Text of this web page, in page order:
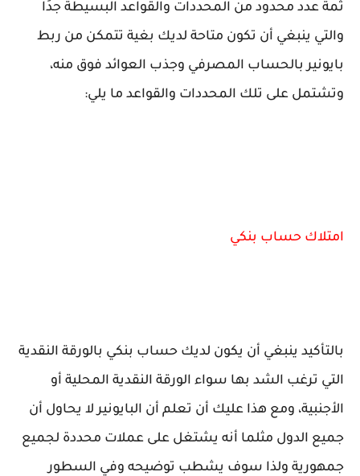
ثمة عدد محدود من المحددات والقواعد البسيطة جدًا
والتي ينبغي أن تكون متاحة لديك بغية تتمكن من ربط
بايونير بالحساب المصرفي وجذب العوائد فوق منه،
وتشتمل على تلك المحددات والقواعد ما يلي:
امتلاك حساب بنكي
بالتأكيد ينبغي أن يكون لديك حساب بنكي بالورقة النقدية
التي ترغب الشد بها سواء الورقة النقدية المحلية أو
الأجنبية، ومع هذا عليك أن تعلم أن البايونير لا يحاول أن
جميع الدول مثلما أنه يشتغل على عملات محددة لجميع
جمهورية ولذا سوف يشطب توضيحه وفي السطور